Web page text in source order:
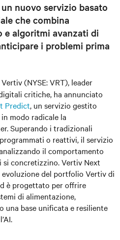
nuovo servizio basato
che combina
e algoritmi avanzati di
i problemi prima
(NYSE: VRT), leader
critiche, ha annunciato
Predict, un servizio gestito
modo radicale la
Superando i tradizionali
o reattivi, il servizio
il comportamento
si concretizzino. Vertiv Next
evoluzione del portfolio Vertiv di
è progettato per offrire
di alimentazione,
una base unificata e resiliente